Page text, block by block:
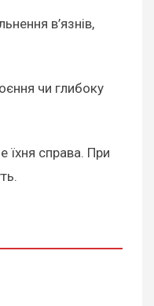
в’язнів,
чи глибоку
їхня справа. При